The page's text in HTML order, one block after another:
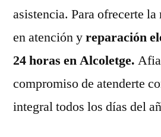
asistencia. Para ofrecerte
en atención yreparación
24 horas en Alcoletge.
compromiso de atenderte
integral todos los días del